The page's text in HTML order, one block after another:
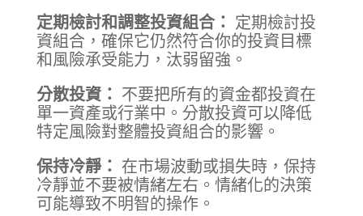
定期檢討和調整投資組合： 定期檢討投
資組合，確保它仍然符合你的投資目標
和風險承受能力，汰弱留強。
分散投資： 不要把所有的資金都投資在
單一資產或行業中。分散投資可以降低
特定風險對整體投資組合的影響。
保持冷靜： 在市場波動或損失時，保持
冷靜並不要被情緒左右。情緒化的決策
可能導致不明智的操作。